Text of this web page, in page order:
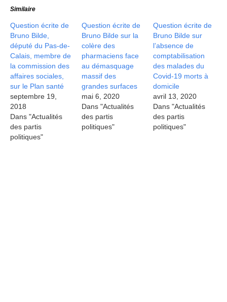
Similaire
Question écrite de
Bruno Bilde,
député du Pas-de-
Calais, membre de
la commission des
affaires sociales,
sur le Plan santé
septembre 19,
2018
Dans "Actualités
des partis
politiques"
Question écrite de
Bruno Bilde sur la
colère des
pharmaciens face
au démasquage
massif des
grandes surfaces
mai 6, 2020
Dans "Actualités
des partis
politiques"
Question écrite de
Bruno Bilde sur
l’absence de
comptabilisation
des malades du
Covid-19 morts à
domicile
avril 13, 2020
Dans "Actualités
des partis
politiques"